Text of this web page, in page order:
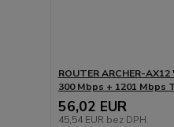
ROUTER ARCHER-
300 Mbps + 1201 Mbps
56,02 EUR
45,54 EUR bez DPH